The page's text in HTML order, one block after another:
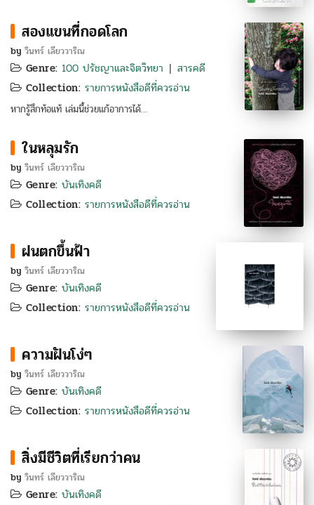
สองแขนที่กอดโลก
by วินทร์ เลียววาริณ
Genre: 100 ปรัชญาและจิตวิทยา | สารคดี
Collection: รายการหนังสือดีที่ควรอ่าน
หากรู้สึกท้อแท้ เล่มนี้ช่วยแก้อาการได้…
ในหลุมรัก
by วินทร์ เลียววาริณ
Genre: บันเทิงคดี
Collection: รายการหนังสือดีที่ควรอ่าน
ฝนตกขึ้นฟ้า
by วินทร์ เลียววาริณ
Genre: บันเทิงคดี
Collection: รายการหนังสือดีที่ควรอ่าน
ความฝันโง่ๆ
by วินทร์ เลียววาริณ
Genre: บันเทิงคดี
Collection: รายการหนังสือดีที่ควรอ่าน
สิ่งมีชีวิตที่เรียกว่าคน
by วินทร์ เลียววาริณ
Genre: บันเทิงคดี